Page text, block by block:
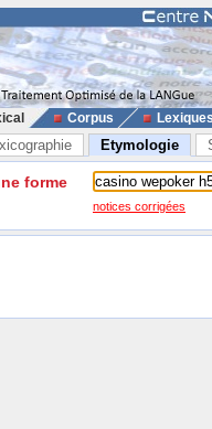
Corpus
Etymologie
forme
notices corrigées